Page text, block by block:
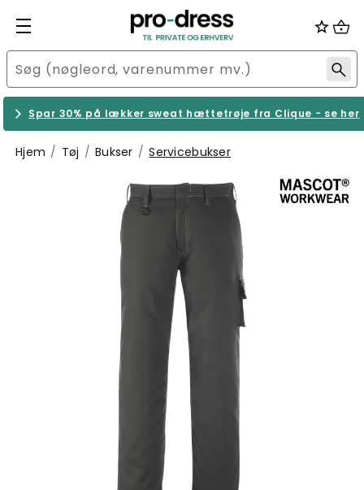
Spar 30% på lækker sweat hættetrøje fra Clique - se her
Hjem Tøj Bukser Servicebukser